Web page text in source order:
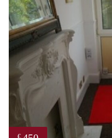
€